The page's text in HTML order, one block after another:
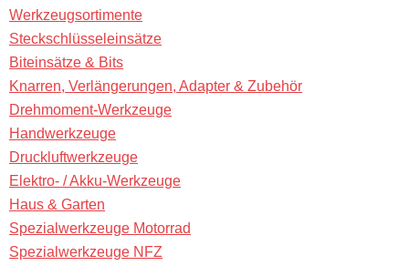
Werkzeugsortimente
Steckschlüsseleinsätze
Biteinsätze & Bits
Knarren, Verlängerungen, Adapter & Zubehör
Drehmoment-Werkzeuge
Handwerkzeuge
Druckluftwerkzeuge
Elektro- / Akku-Werkzeuge
Haus & Garten
Spezialwerkzeuge Motorrad
Spezialwerkzeuge NFZ